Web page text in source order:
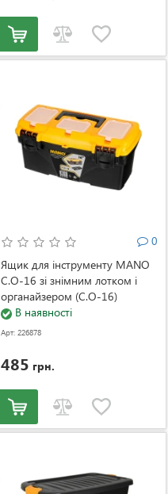
0
Ящик для інструменту MANO
C.O-16 зі знімним лотком і
органайзером (C.O-16)
В наявності
Арт: 226878
485 грн.